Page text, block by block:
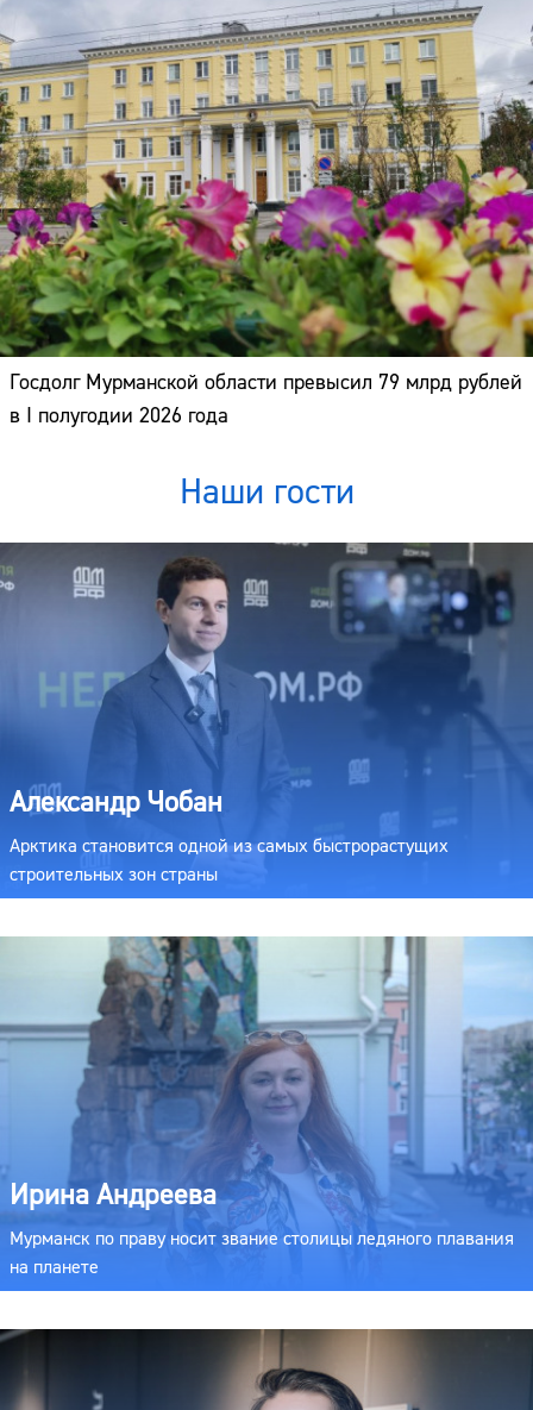
Госдолг Мурманской области превысил 79 млрд рублей
в I полугодии 2026 года
Наши гости
Александр Чобан
Арктика становится одной из самых быстрорастущих
строительных зон страны
Ирина Андреева
Мурманск по праву носит звание столицы ледяного плавания
на планете